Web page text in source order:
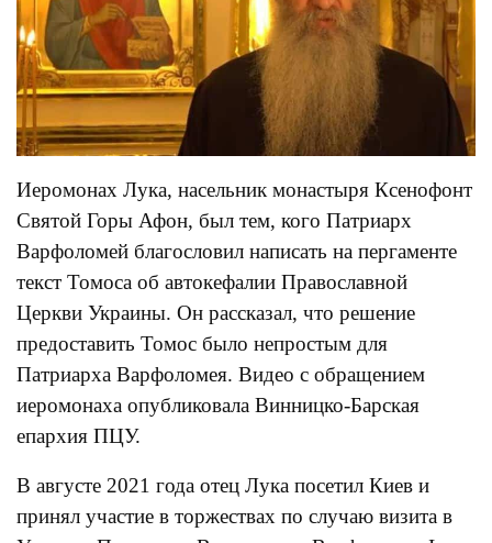
Иеромонах Лука, насельник монастыря Ксенофонт
Святой Горы Афон, был тем, кого Патриарх
Варфоломей благословил написать на пергаменте
текст Томоса об автокефалии Православной
Церкви Украины. Он рассказал, что решение
предоставить Томос было непростым для
Патриарха Варфоломея. Видео с обращением
иеромонаха опубликовала Винницко-Барская
епархия ПЦУ.
В августе 2021 года отец Лука посетил Киев и
принял участие в торжествах по случаю визита в